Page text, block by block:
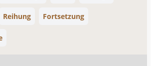
Reihung Fortsetzung